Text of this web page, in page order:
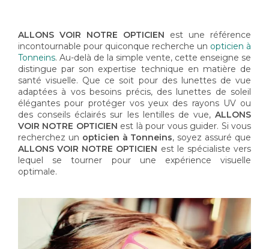
ALLONS VOIR NOTRE OPTICIEN est une référence
incontournable pour quiconque recherche un opticien à
Tonneins. Au-delà de la simple vente, cette enseigne se
distingue par son expertise technique en matière de
santé visuelle. Que ce soit pour des lunettes de vue
adaptées à vos besoins précis, des lunettes de soleil
élégantes pour protéger vos yeux des rayons UV ou
des conseils éclairés sur les lentilles de vue, ALLONS
VOIR NOTRE OPTICIEN est là pour vous guider. Si vous
recherchez un opticien à Tonneins, soyez assuré que
ALLONS VOIR NOTRE OPTICIEN est le spécialiste vers
lequel se tourner pour une expérience visuelle
optimale.